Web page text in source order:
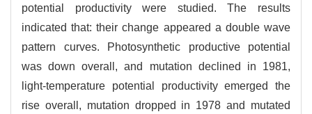
potential productivity were studied. The results
indicated that: their change appeared a double wave
pattern curves. Photosynthetic productive potential
was down overall, and mutation declined in 1981,
light-temperature potential productivity emerged the
rise overall, mutation dropped in 1978 and mutated